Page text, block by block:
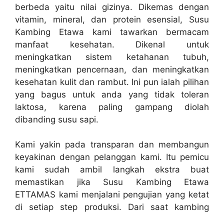
berbeda yaitu nilai gizinya. Dikemas dengan
vitamin, mineral, dan protein esensial, Susu
Kambing Etawa kami tawarkan bermacam
manfaat kesehatan. Dikenal untuk
meningkatkan sistem ketahanan tubuh,
meningkatkan pencernaan, dan meningkatkan
kesehatan kulit dan rambut. Ini pun ialah pilihan
yang bagus untuk anda yang tidak toleran
laktosa, karena paling gampang diolah
dibanding susu sapi.
Kami yakin pada transparan dan membangun
keyakinan dengan pelanggan kami. Itu pemicu
kami sudah ambil langkah ekstra buat
memastikan jika Susu Kambing Etawa
ETTAMAS kami menjalani pengujian yang ketat
di setiap step produksi. Dari saat kambing